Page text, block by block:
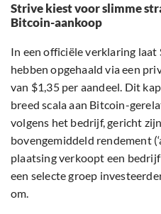
Strive kiest voor slimme
Bitcoin-aankoop
In een officiële verklaring
hebben opgehaald via een
van $1,35 per aandeel. Dit
breed scala aan Bitcoin-
volgens het bedrijf, gericht
bovengemiddeld rendement
plaatsing verkoopt een
een selecte groep
om.